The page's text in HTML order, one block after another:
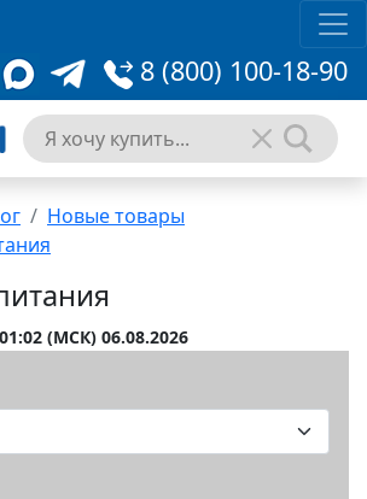
8 (800) 100-18-90
Новые товары
01:02 (MCК) 06.08.2026